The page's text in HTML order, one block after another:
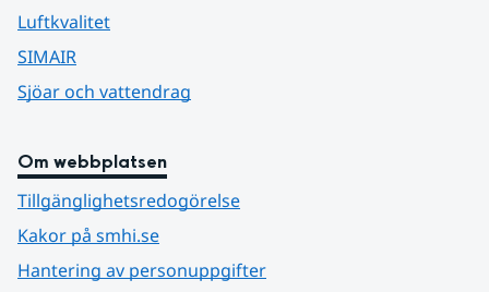
Luftkvalitet
SIMAIR
Sjöar och vattendrag
Om webbplatsen
Tillgänglighetsredogörelse
Kakor på smhi.se
Hantering av personuppgifter